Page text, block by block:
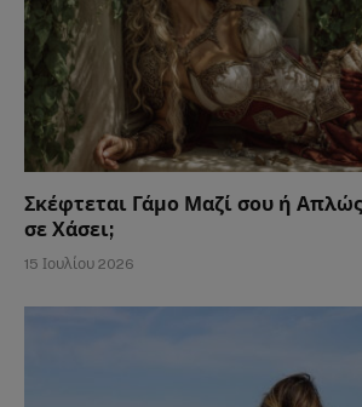
Σκέφτεται Γάμο Μαζί σου ή
σε Χάσει;
15 Ιουλίου 2026